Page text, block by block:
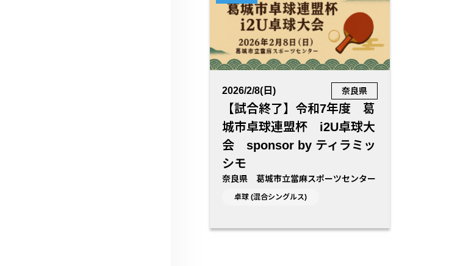
2026/2/8(日) 奈良県
【試合終了】令和7年度 葛
城市卓球連盟杯 i2U卓球大
会 sponsor by ティラミッ
シモ
奈良県 葛城市立當麻スポーツセンター
卓球 (混合シングルス)